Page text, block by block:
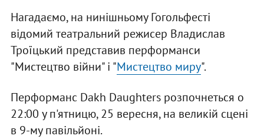
Нагадаємо, на нинішньому Гогольфесті
відомий театральний режисер Владислав
Троїцький представив перформанси
"Мистецтво війни" і "Мистецтво миру".
Перформанс Dakh Daughters розпочнеться о
22:00 у п'ятницю, 25 вересня, на великій сцені
в 9-му павільйоні.